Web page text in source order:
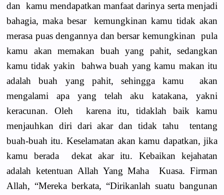
dan kamu mendapatkan manfaat darinya serta menjadi
bahagia, maka besar kemungkinan kamu tidak akan
merasa puas dengannya dan bersar kemungkinan pula
kamu akan memakan buah yang pahit, sedangkan
kamu tidak yakin bahwa buah yang kamu makan itu
adalah buah yang pahit, sehingga kamu akan
mengalami apa yang telah aku katakana, yakni
keracunan. Oleh karena itu, tidaklah baik kamu
menjauhkan diri dari akar dan tidak tahu tentang
buah-buah itu. Keselamatan akan kamu dapatkan, jika
kamu berada dekat akar itu. Kebaikan kejahatan
adalah ketentuan Allah Yang Maha Kuasa. Firman
Allah, “Mereka berkata, “Dirikanlah suatu bangunan